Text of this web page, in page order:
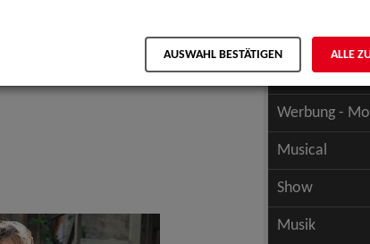
Schauspiel -
Werbung -
Werbung -
Musical
Show
Musik
AUSWAHL BESTÄTIGEN ALLE